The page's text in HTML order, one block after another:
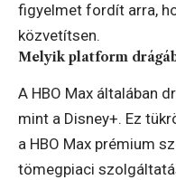
figyelmet fordít arra,
közvetítsen.
Melyik platform
A HBO Max általában
mint a Disney+. Ez
a HBO Max prémium
tömegpiaci